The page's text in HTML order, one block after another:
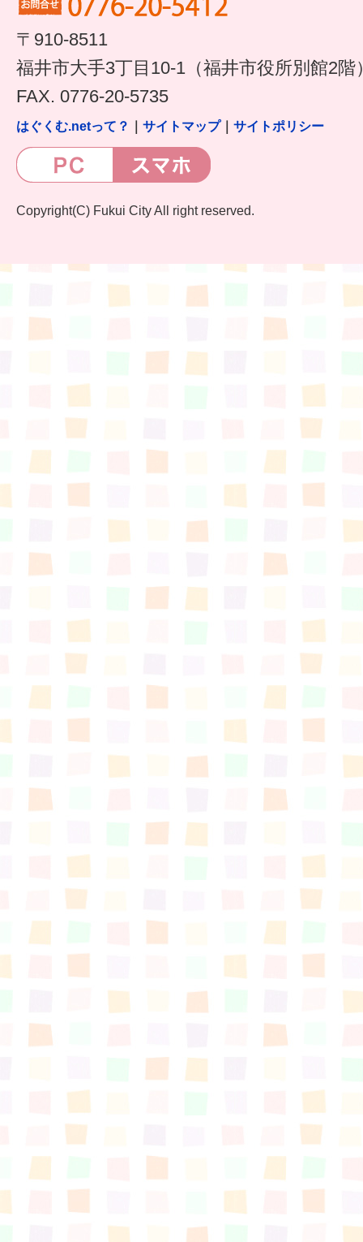
〒910-8511
福井市大手3丁目10-1（福井市役所別館2階
FAX. 0776-20-5735
はぐくむ.netって？ サイトマップ｜ サイトポリシー
Copyright(C) Fukui City All right reserved.